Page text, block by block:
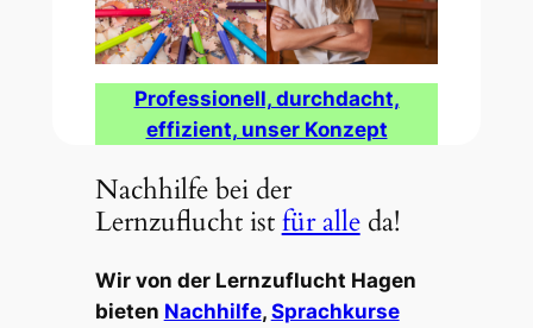
Professionell, durchdacht,
effizient, unser Konzept
Nachhilfe bei der
Lernzuflucht istfür alleda!
Wir von der Lernzuflucht Hagen
bieten Nachhilfe, Sprachkurse